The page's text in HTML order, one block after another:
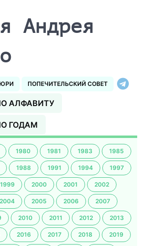
Андрея
ПОПЕЧИТЕЛЬСКИЙ СОВЕТ
АЛФАВИТУ
ГОДАМ
1980 1981 1983 1985
1988 1991 1994 1997
1999 2000 2001 2002
2004 2005 2006 2007
2010 2011 2012 2013
2016 2017 2018 2019